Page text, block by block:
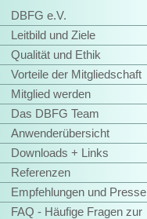
DBFG e.V.
Leitbild und Ziele
Qualität und Ethik
Vorteile der Mitgliedschaft
Mitglied werden
Das DBFG Team
Anwenderübersicht
Downloads + Links
Referenzen
Empfehlungen und Presse
FAQ - Häufige Fragen zur